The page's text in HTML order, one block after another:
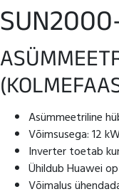
Asümmeetriline
Võimsusega: 12
Inverter toetab
Ühildub Huawei
Võimalus